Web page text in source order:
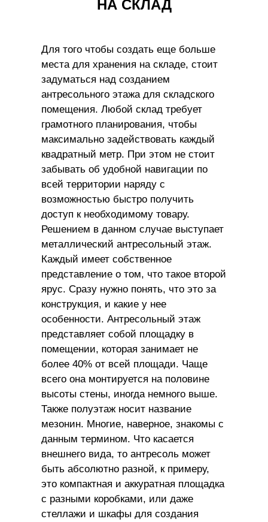
НА СКЛАД
Для того чтобы создать еще больше
места для хранения на складе, стоит
задуматься над созданием
антресольного этажа для складского
помещения. Любой склад требует
грамотного планирования, чтобы
максимально задействовать каждый
квадратный метр. При этом не стоит
забывать об удобной навигации по
всей территории наряду с
возможностью быстро получить
доступ к необходимому товару.
Решением в данном случае выступает
металлический антресольный этаж.
Каждый имеет собственное
представление о том, что такое второй
ярус. Сразу нужно понять, что это за
конструкция, и какие у нее
особенности. Антресольный этаж
представляет собой площадку в
помещении, которая занимает не
более 40% от всей площади. Чаще
всего она монтируется на половине
высоты стены, иногда немного выше.
Также полуэтаж носит название
мезонин. Многие, наверное, знакомы с
данным термином. Что касается
внешнего вида, то антресоль может
быть абсолютно разной, к примеру,
это компактная и аккуратная площадка
с разными коробками, или даже
стеллажи и шкафы для создания